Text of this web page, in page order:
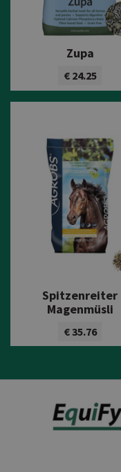
Zupa
€ 24.25
Bekijk
Spitzenreiter
Magenmüsli
€ 35.76
Bekijk